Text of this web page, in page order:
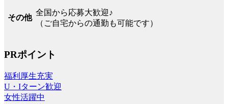
その他
全国から応募大歓迎♪
（ご自宅からの通勤も可能です）
PRポイント
福利厚生充実
U・Iターン歓迎
女性活躍中